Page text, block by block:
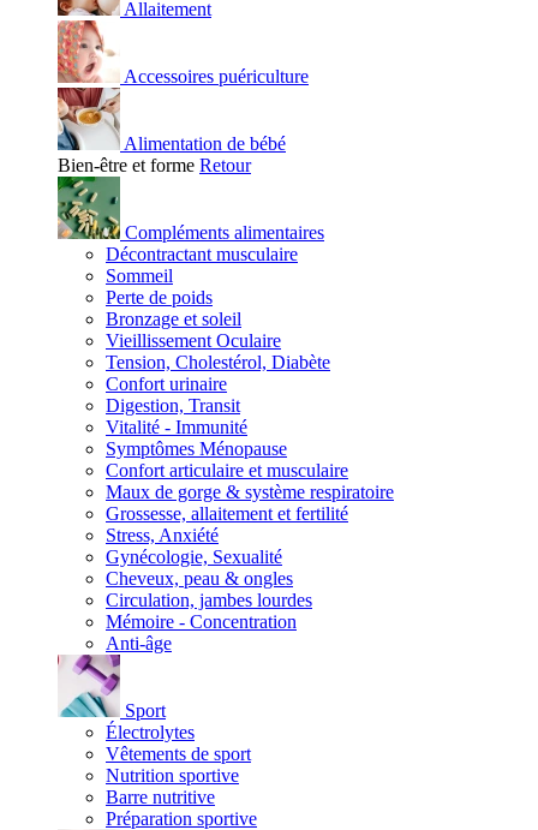
Allaitement
Accessoires puériculture
Alimentation de bébé
Bien-être et forme Retour
Compléments alimentaires
Décontractant musculaire
Sommeil
Perte de poids
Bronzage et soleil
Vieillissement Oculaire
Tension, Cholestérol, Diabète
Confort urinaire
Digestion, Transit
Vitalité - Immunité
Symptômes Ménopause
Confort articulaire et musculaire
Maux de gorge & système respiratoire
Grossesse, allaitement et fertilité
Stress, Anxiété
Gynécologie, Sexualité
Cheveux, peau & ongles
Circulation, jambes lourdes
Mémoire - Concentration
Anti-âge
Sport
Électrolytes
Vêtements de sport
Nutrition sportive
Barre nutritive
Préparation sportive